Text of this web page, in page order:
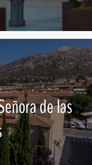
de las